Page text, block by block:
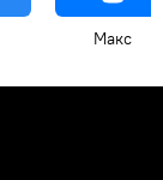
Макс